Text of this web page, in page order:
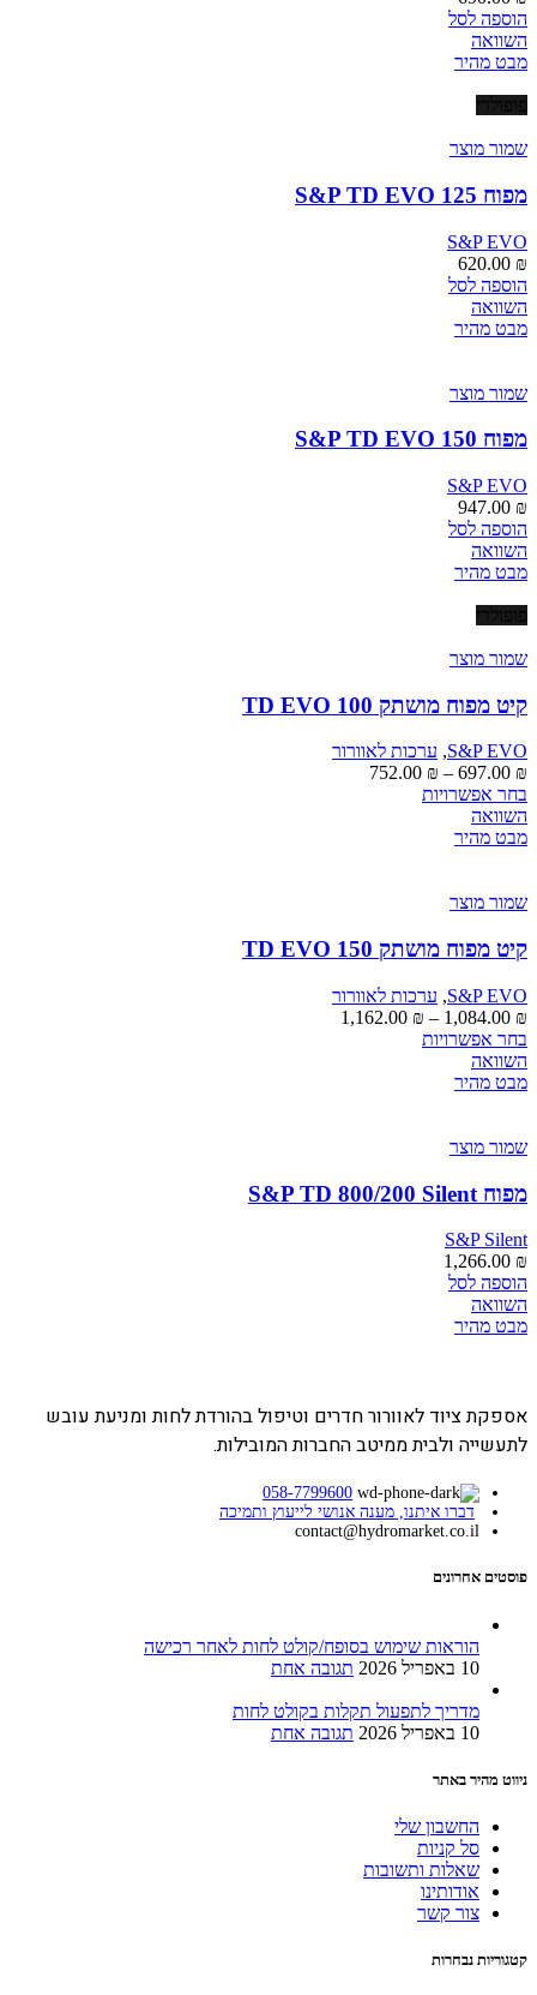
הוספה לסל
השוואה
מבט מהיר
פופולרי
שמור מוצר
מפוח S&P TD EVO 125
S&P EVO
620.00 ₪
הוספה לסל
השוואה
מבט מהיר
שמור מוצר
מפוח S&P TD EVO 150
S&P EVO
947.00 ₪
הוספה לסל
השוואה
מבט מהיר
פופולרי
שמור מוצר
קיט מפוח מושתק TD EVO 100
S&P EVO
, ערכות לאוורור
697.00 ₪
–
752.00 ₪
בחר אפשרויותלמוצר
את
האפשרויות
בעמוד
המוצר
השוואה
מבט מהיר
שמור מוצר
קיט מפוח מושתק TD EVO 150
S&P EVO
, ערכות לאוורור
1,084.00 ₪
–
1,162.00 ₪
בחר אפשרויות
את
האפשרויות
השוואה
מבט מהיר
שמור מוצר
מפוח S&P TD 800/200 Silent
S&P Silent
1,266.00 ₪
הוספה לסל
השוואה
מבט מהיר
אספקת ציוד לאוורור חדרים וטיפול בהורדת לחות ומניעת עובש
לתעשייה ולבית ממיטב החברות המובילות.
058-7799600
דברו איתנו, מענה אנושי לייעוץ ותמיכה
contact@hydromarket.co.il
פוסטים אחרונים
הוראות שימוש בסופח/קולט לחות לאחר רכישה
10 באפריל 2026
תגובה אחת
מדריך לתפעול תקלות בקולט לחות
10 באפריל 2026
תגובה אחת
ניווט מהיר באתר
החשבון שלי
סל קניות
שאלות ותשובות
אודותינו
צור קשר
קטגוריות נבחרות